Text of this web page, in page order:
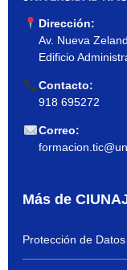
Dirección:
Av. Nueva
Edificio
Contacto:
918 695272
Correo:
Más de
Protección de